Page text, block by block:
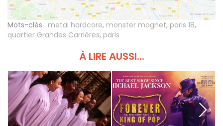
Mots-clés : metal hardcore, monster magnet, paris 18,
quartier Grandes Carrières, paris
À LIRE AUSSI...